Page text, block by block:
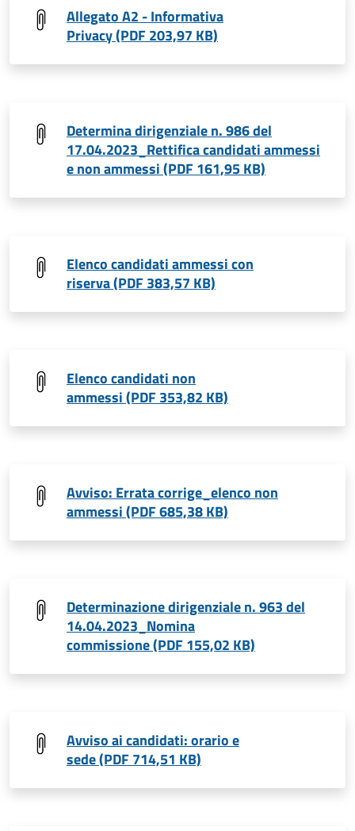
Allegato A2 - Informativa
Privacy (PDF 203,97 KB)
Determina dirigenziale n. 986 del
17.04.2023_Rettifica candidati ammessi
e non ammessi (PDF 161,95 KB)
Elenco candidati ammessi con
riserva (PDF 383,57 KB)
Elenco candidati non
ammessi (PDF 353,82 KB)
Avviso: Errata corrige_elenco non
ammessi (PDF 685,38 KB)
Determinazione dirigenziale n. 963 del
14.04.2023_Nomina
commissione (PDF 155,02 KB)
Avviso ai candidati: orario e
sede (PDF 714,51 KB)